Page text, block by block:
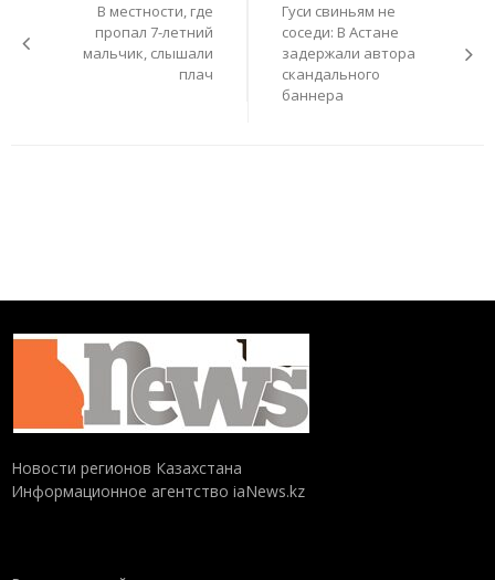
В местности, где
пропал 7-летний
мальчик, слышали
плач
Гуси свиньям не
соседи: В Астане
задержали автора
скандального
баннера
Новости регионов Казахстана
Информационное агентство iaNews.kz